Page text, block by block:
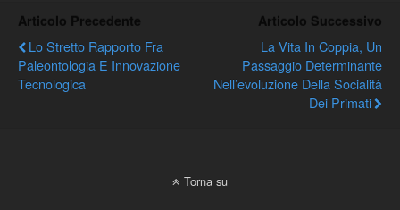
Articolo Precedente
Lo Stretto Rapporto Fra
Paleontologia E Innovazione
Tecnologica
Articolo Successivo
La Vita In Coppia, Un
Passaggio Determinante
Nell’evoluzione Della Socialità
Dei Primati
Torna su